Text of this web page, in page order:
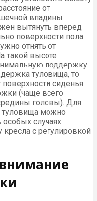
от
впадины
вытянуть вперед
поверхности пола.
отнять от
такой высоте
поддержку.
туловища, то
сиденья
(чаще всего
головы). Для
туловища можно
особых случаях
с регулировкой